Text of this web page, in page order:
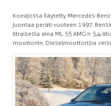
Koeajossa käytetty Mercedes-
juontaa peräti vuoteen 1997.
litraisesta aina ML 55 AMG:n 5,4-
moottoriin. Dieselmoottorisia